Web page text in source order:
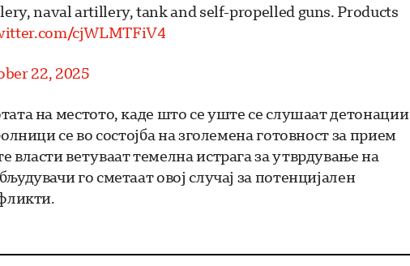
naval artillery, tank and self-propelled guns. Products
cjWLMTFiV4
22, 2025
на местото, каде што се уште се слушаат детонации
се во состојба на зголемена готовност за прием
ветуваат темелна истрага за утврдување на
го сметаат овој случај за потенцијален